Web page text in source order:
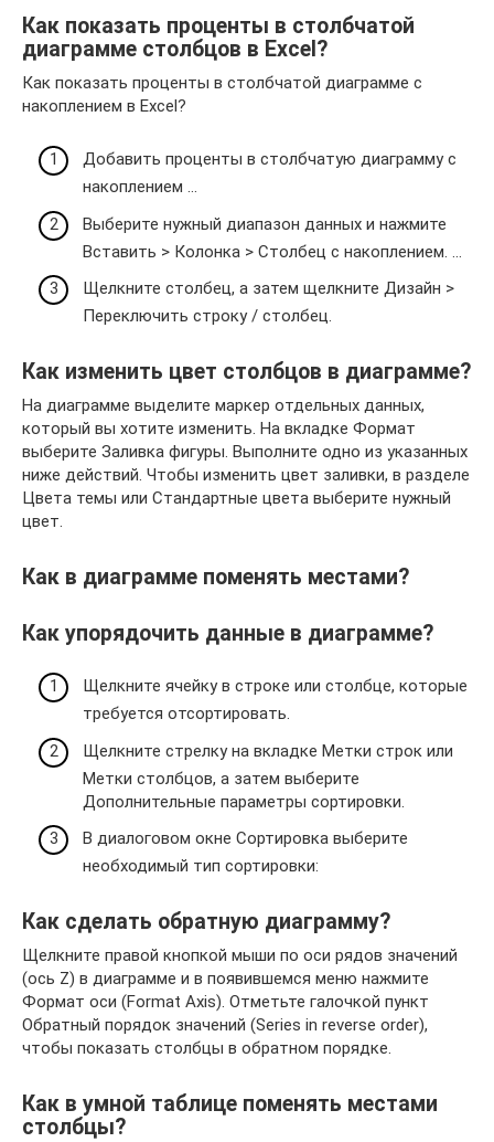
Как показать проценты в столбчатой
диаграмме столбцов в Excel?
Как показать проценты в столбчатой ​​диаграмме с
накоплением в Excel?
Добавить проценты в столбчатую диаграмму с
накоплением …
Выберите нужный диапазон данных и нажмите
Вставить > Колонка > Столбец с накоплением. …
Щелкните столбец, а затем щелкните Дизайн >
Переключить строку / столбец.
Как изменить цвет столбцов в диаграмме?
На диаграмме выделите маркер отдельных данных,
который вы хотите изменить. На вкладке Формат
выберите Заливка фигуры. Выполните одно из указанных
ниже действий. Чтобы изменить цвет заливки, в разделе
Цвета темы или Стандартные цвета выберите нужный
цвет.
Как в диаграмме поменять местами?
Как упорядочить данные в диаграмме?
Щелкните ячейку в строке или столбце, которые
требуется отсортировать.
Щелкните стрелку на вкладке Метки строк или
Метки столбцов, а затем выберите
Дополнительные параметры сортировки.
В диалоговом окне Сортировка выберите
необходимый тип сортировки:
Как сделать обратную диаграмму?
Щелкните правой кнопкой мыши по оси рядов значений
(ось Z) в диаграмме и в появившемся меню нажмите
Формат оси (Format Axis). Отметьте галочкой пункт
Обратный порядок значений (Series in reverse order),
чтобы показать столбцы в обратном порядке.
Как в умной таблице поменять местами
столбцы?